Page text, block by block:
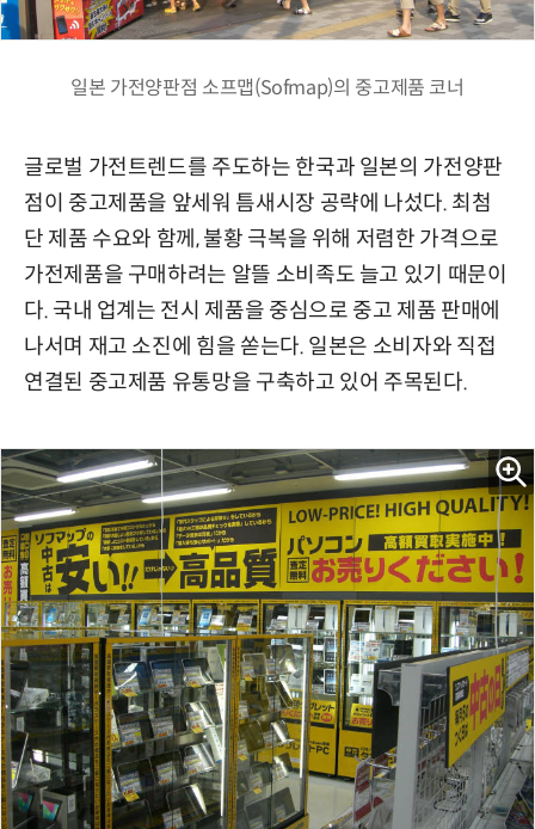
일본 가전양판점 소프맵(Sofmap)의 중고제품 코너
글로벌 가전트렌드를 주도하는 한국과 일본의 가전양판
점이 중고제품을 앞세워 틈새시장 공략에 나섰다. 최첨
단 제품 수요와 함께, 불황 극복을 위해 저렴한 가격으로
가전제품을 구매하려는 알뜰 소비족도 늘고 있기 때문이
다. 국내 업계는 전시 제품을 중심으로 중고 제품 판매에
나서며 재고 소진에 힘을 쏟는다. 일본은 소비자와 직접
연결된 중고제품 유통망을 구축하고 있어 주목된다.